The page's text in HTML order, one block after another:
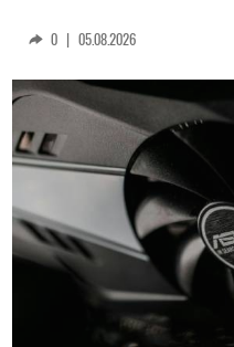
0 | 05.08.2026